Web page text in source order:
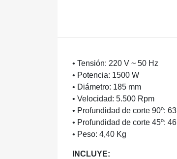
• Tensión: 220 V ~ 50 Hz
• Potencia: 1500 W
• Diámetro: 185 mm
• Velocidad: 5.500 Rpm
• Profundidad de corte 90º:
• Profundidad de corte 45º:
• Peso: 4,40 Kg
INCLUYE: